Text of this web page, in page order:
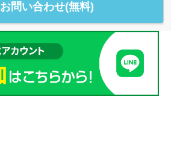
お問い合わせ(無料)